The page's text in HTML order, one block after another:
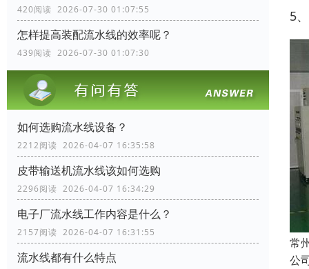
420阅读 2026-07-30 01:07:55
怎样提高装配流水线的效率呢？
439阅读 2026-07-30 01:07:30
如何选购流水线设备？
2212阅读 2026-04-07 16:35:58
皮带输送机流水线该如何选购
2296阅读 2026-04-07 16:34:29
电子厂流水线工作内容是什么？
2157阅读 2026-04-07 16:31:55
流水线都有什么特点
5
常
公